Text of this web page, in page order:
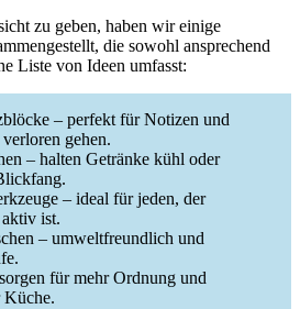
zu geben, haben wir einige
die sowohl ansprechend
Liste von Ideen umfasst:
– perfekt für Notizen und
gehen.
– halten Getränke kühl oder
– ideal für jeden, der
ist.
– umweltfreundlich und
für mehr Ordnung und
Küche.